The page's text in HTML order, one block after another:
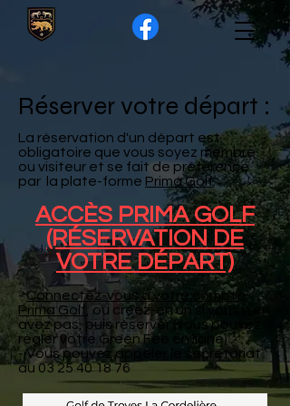
Réserver votre départ :
La réservation d'un départ est
obligatoire que vous soyez membre
ou visiteur et se fait de préférence
par la plate-forme Prima Golf.
ACCÈS PRIMA GOLF
(RÉSERVATION DE
VOTRE DÉPART)
-Connectez-vous à votre compte
Prima Golf
, ou créez-en un si vous n'en
avez pas, puis réserver (vous pouvez
régler votre Green Fee en ligne)
- Vous pouvez appeler le secrétariat
au 03 25 40 18 76